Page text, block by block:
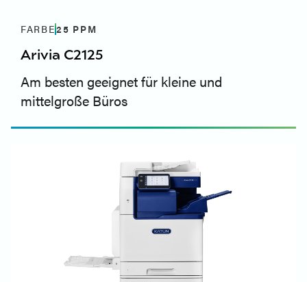
FARBE25 PPM
Arivia C2125
Am besten geeignet für kleine und
mittelgroße Büros